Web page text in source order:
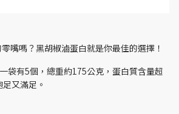
嘴嗎？黑胡椒滷蛋白就是你最佳的選擇！
袋有5個，總重約175公克，蛋白質含量超
又滿足。